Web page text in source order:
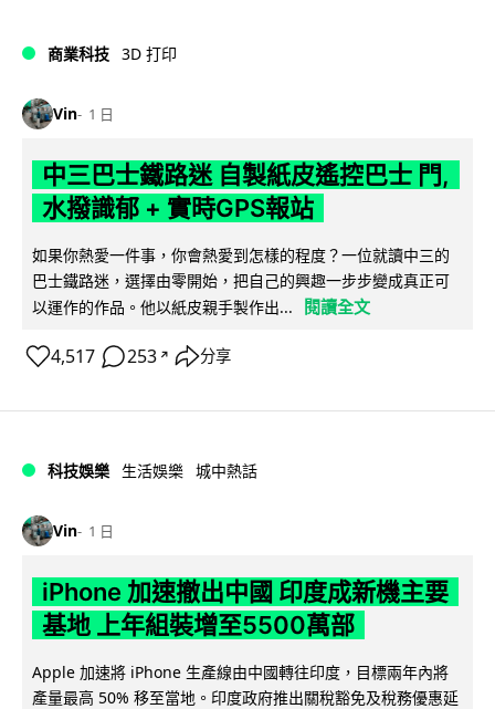
商業科技 3D 打印
Vin 1 日
中三巴士鐵路迷 自製紙皮遙控巴士 門,
水撥識郁 + 實時GPS報站
如果你熱愛一件事，你會熱愛到怎樣的程度？一位就讀中三的
巴士鐵路迷，選擇由零開始，把自己的興趣一步步變成真正可
以運作的作品。他以紙皮親手製作出...
閱讀全文
4,517 253 ↗ 分享
科技娛樂 生活娛樂 城中熱話
Vin 1 日
iPhone 加速撤出中國 印度成新機主要
基地 上年組裝增至5500萬部
Apple 加速將 iPhone 生產線由中國轉往印度，目標兩年內將
產量最高 50% 移至當地。印度政府推出關稅豁免及稅務優惠延